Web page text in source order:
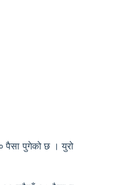
पैसा पुगेको छ । युरो